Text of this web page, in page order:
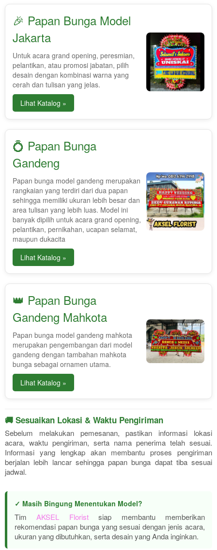
🎉 Papan Bunga Model
Jakarta
Untuk acara grand opening, peresmian,
pelantikan, atau promosi jabatan, pilih
desain dengan kombinasi warna yang
cerah dan tulisan yang jelas.
Lihat Katalog »
💍 Papan Bunga
Gandeng
Papan bunga model gandeng merupakan
rangkaian yang terdiri dari dua papan
sehingga memiliki ukuran lebih besar dan
area tulisan yang lebih luas. Model ini
banyak dipilih untuk acara grand opening,
pelantikan, pernikahan, ucapan selamat,
maupun dukacita
Lihat Katalog »
👑 Papan Bunga
Gandeng Mahkota
Papan bunga model gandeng mahkota
merupakan pengembangan dari model
gandeng dengan tambahan mahkota
bunga sebagai ornamen utama.
Lihat Katalog »
🚚 Sesuaikan Lokasi & Waktu Pengiriman
Sebelum melakukan pemesanan, pastikan informasi lokasi
acara, waktu pengiriman, serta nama penerima telah sesuai.
Informasi yang lengkap akan membantu proses pengiriman
berjalan lebih lancar sehingga papan bunga dapat tiba sesuai
jadwal.
✓ Masih Bingung Menentukan Model?
TimAKSEL Floristsiap membantu memberikan
rekomendasi papan bunga yang sesuai dengan jenis acara,
ukuran yang dibutuhkan, serta desain yang Anda inginkan.